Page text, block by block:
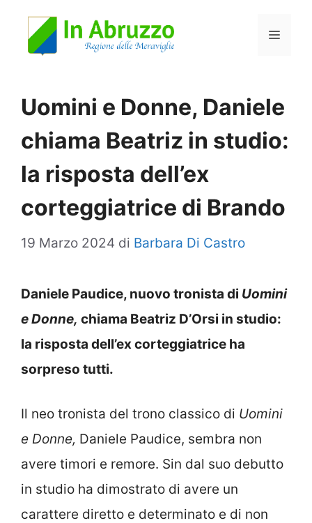
Menu
Uomini e Donne, Daniele
chiama Beatriz in studio:
la risposta dell’ex
corteggiatrice di Brando
19 Marzo 2024 di Barbara Di Castro
Daniele Paudice, nuovo tronista di Uomini
e Donne, chiama Beatriz D’Orsi in studio:
la risposta dell’ex corteggiatrice ha
sorpreso tutti.
Il neo tronista del trono classico di Uomini
e Donne, Daniele Paudice, sembra non
avere timori e remore. Sin dal suo debutto
in studio ha dimostrato di avere un
carattere diretto e determinato e di non